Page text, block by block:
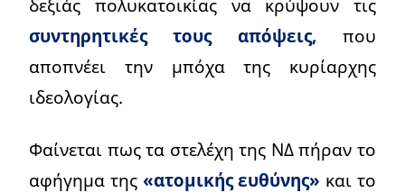
συντηρητικές τους απόψεις, που
αποπνέει την μπόχα της κυρίαρχης
ιδεολογίας.
Φαίνεται πως τα στελέχη της ΝΔ πήραν το
αφήγημα της «ατομικής ευθύνης» και το